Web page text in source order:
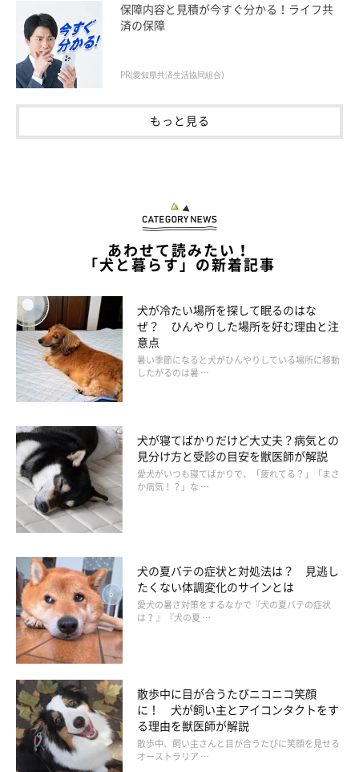
犬の終末期の介護は、そう長く続かないもの。イライラしたりつ
らいと感じたりもするでしょうが、それを含めて、愛犬と濃密な
時間を過ごせます。
護しやすい状況を整えたいと思っています」（太田先生）。
3. 可能なら自宅で看取りを
群れでの生活を好む犬にとって、家族のなかで最期を迎えるのが
安心でしょう。
家族にやさしくなでてもらいながら旅立てたら犬も幸せですが、
留守番中や入院中に最期を迎えてしまっても、悔やむ必要はあり
ません。
「愛犬を愛おしいと思う気持ちがあれば、愛犬は幸せなんです。
大切なのは、愛していたかどうかですから」（太田先生）。
保障内容と見積が今すぐ分かる！ライフ共
済の保障
PR(愛知県共済生活協同組合)
もっと見る
あわせて読みたい！
「犬と暮らす」の新着記事
犬が冷たい場所を探して眠るのはな
ぜ？ ひんやりした場所を好む理由と注
意点
暑い季節になると犬がひんやりしている場所に移動
したがるのは暑 …
犬が寝てばかりだけど大丈夫？病気との
見分け方と受診の目安を獣医師が解説
愛犬がいつも寝てばかりで、「疲れてる？」「まさ
か病気！？」な …
犬の夏バテの症状と対処法は？ 見逃し
たくない体調変化のサインとは
愛犬の暑さ対策をするなかで『犬の夏バテの症状
は？ 』『犬の夏 …
散歩中に目が合うたびニコニコ笑顔
に！ 犬が飼い主とアイコンタクトをす
る理由を獣医師が解説
散歩中、飼い主さんと目が合うたびに笑顔を見せる
オーストラリア …